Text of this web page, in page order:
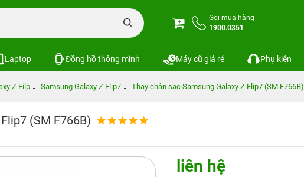
Gọi mua hàng
1900.0351
Laptop Đồng hồ thông minh Máy cũ giá rẻ Phụ kiện
Z Filp Samsung Galaxy Z Flip7 Thay chân sạc Samsung Galaxy Z Flip7 (SM F766B)
(SM F766B)
liên hệ